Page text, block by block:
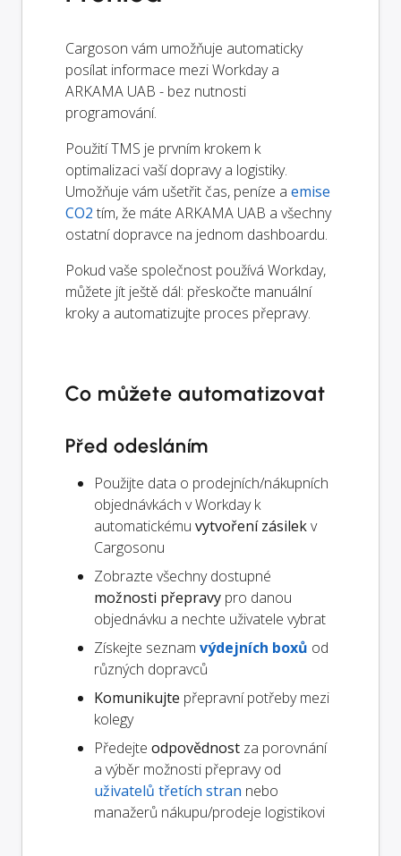
Cargoson vám umožňuje automaticky
posílat informace mezi Workday a
ARKAMA UAB - bez nutnosti
programování.
Použití TMS je prvním krokem k
optimalizaci vaší dopravy a logistiky.
Umožňuje vám ušetřit čas, peníze a emise
CO2 tím, že máte ARKAMA UAB a všechny
ostatní dopravce na jednom dashboardu.
Pokud vaše společnost používá Workday,
můžete jít ještě dál: přeskočte manuální
kroky a automatizujte proces přepravy.
Co můžete automatizovat
Před odesláním
Použijte data o prodejních/nákupních
objednávkách v Workday k
automatickému vytvoření zásilekv
Cargosonu
Zobrazte všechny dostupné
možnosti přepravy pro danou
objednávku a nechte uživatele vybrat
Získejte seznam výdejních boxů od
různých dopravců
Komunikujte přepravní potřeby mezi
kolegy
Předejte odpovědnost za porovnání
a výběr možnosti přepravy od
uživatelů třetích stran nebo
manažerů nákupu/prodeje logistikovi